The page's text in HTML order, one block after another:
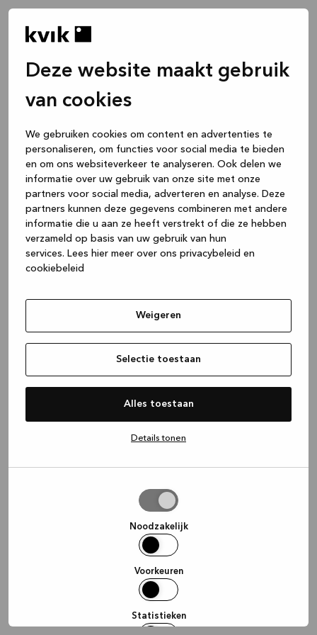
Deze website maakt gebruik
van cookies
We gebruiken cookies om content en advertenties te
personaliseren, om functies voor social media te bieden
en om ons websiteverkeer te analyseren. Ook delen we
informatie over uw gebruik van onze site met onze
partners voor social media, adverteren en analyse. Deze
partners kunnen deze gegevens combineren met andere
informatie die u aan ze heeft verstrekt of die ze hebben
verzameld op basis van uw gebruik van hun
services. Lees hier meer over ons privacybeleid en
cookiebeleid
Weigeren
Selectie toestaan
Alles toestaan
Details tonen
Noodzakelijk
Voorkeuren
Statistieken
(see the browser console for more
information).